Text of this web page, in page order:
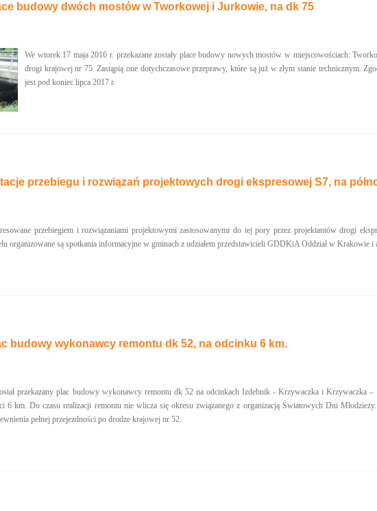
budowy dwóch mostów w Tworkowej i Jurkowie, na dk 75
We wtorek 17 maja 2016 r. przekazane zostały place budowy nowych mostów w miejscowościach:
drogi krajowej nr 75. Zastąpią one dotychczasowe przeprawy, które są już w złym stanie technicznym.
jest pod koniec lipca 2017 r.
przebiegu i rozwiązań projektowych drogi ekspresowej S7, na
przebiegiem i rozwiązaniami projektowymi zastosowanymi do tej pory przez projektantów drogi
organizowane są spotkania informacyjne w gminach z udziałem przedstawicieli GDDKiA Oddział w Krakowie
budowy wykonawcy remontu dk 52, na odcinku 6 km.
przekazany plac budowy wykonawcy remontu dk 52 na odcinkach Izdebnik - Krzywaczka i Krzywaczka
6 km. Do czasu realizacji remontu nie wlicza się okresu związanego z organizacją Światowych Dni
pełnej przejezdności po drodze krajowej nr 52.